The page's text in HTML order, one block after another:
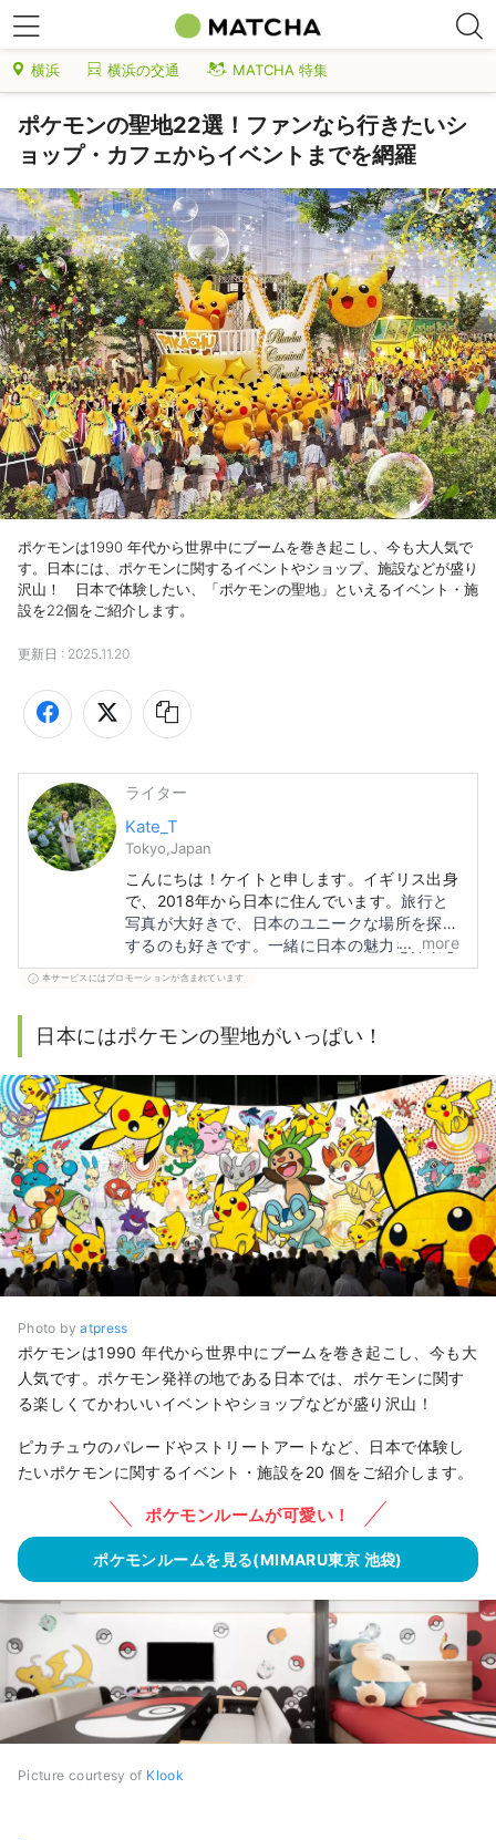
横浜 横浜の交通 MATCHA 特集
ポケモンの聖地22選！ファンなら行きたいシ
ョップ・カフェからイベントまでを網羅
ポケモンは1990 年代から世界中にブームを巻き起こし、今も大人気で
す。日本には、ポケモンに関するイベントやショップ、施設などが盛り
沢山！　日本で体験したい、「ポケモンの聖地」といえるイベント・施
設を22個をご紹介します。
更新日 : 2025.11.20
ライター
Kate_T
Tokyo,Japan
こんにちは！ケイトと申します。イギリス出身
で、2018年から日本に住んでいます。旅行と
写真が大好きで、日本のユニークな場所を探索
するのも好きです。一緒に日本の魅力を探索し
ましょう！
more
本サービスにはプロモーションが含まれています
日本にはポケモンの聖地がいっぱい！
Photo byatpress
ポケモンは1990 年代から世界中にブームを巻き起こし、今も大
人気です。ポケモン発祥の地である日本では、ポケモンに関す
る楽しくてかわいいイベントやショップなどが盛り沢山！
ピカチュウのパレードやストリートアートなど、日本で体験し
たいポケモンに関するイベント・施設を20 個をご紹介します。
ポケモンルームが可愛い！
ポケモンルームを見る(MIMARU東京 池袋)
Picture courtesy of Klook